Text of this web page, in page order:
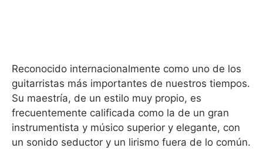
Reconocido internacionalmente como uno de los
guitarristas más importantes de nuestros tiempos.
Su maestría, de un estilo muy propio, es
frecuentemente calificada como la de un gran
instrumentista y músico superior y elegante, con
un sonido seductor y un lirismo fuera de lo común.